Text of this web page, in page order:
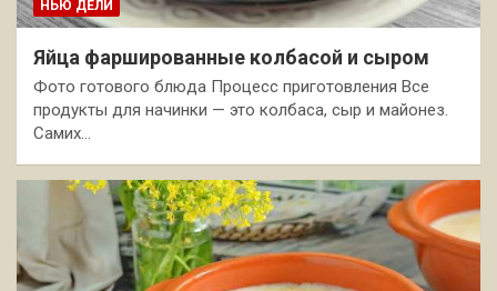
НЬЮ ДЕЛИ
Яйца фаршированные колбасой и сыром
Фото готового блюда Процесс приготовления Все
продукты для начинки — это колбаса, сыр и майонез.
Самих…